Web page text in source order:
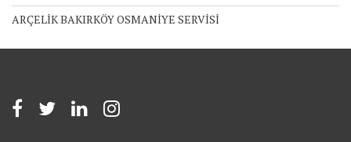
ARÇELİK BAKIRKÖY OSMANİYE SERVİSİ